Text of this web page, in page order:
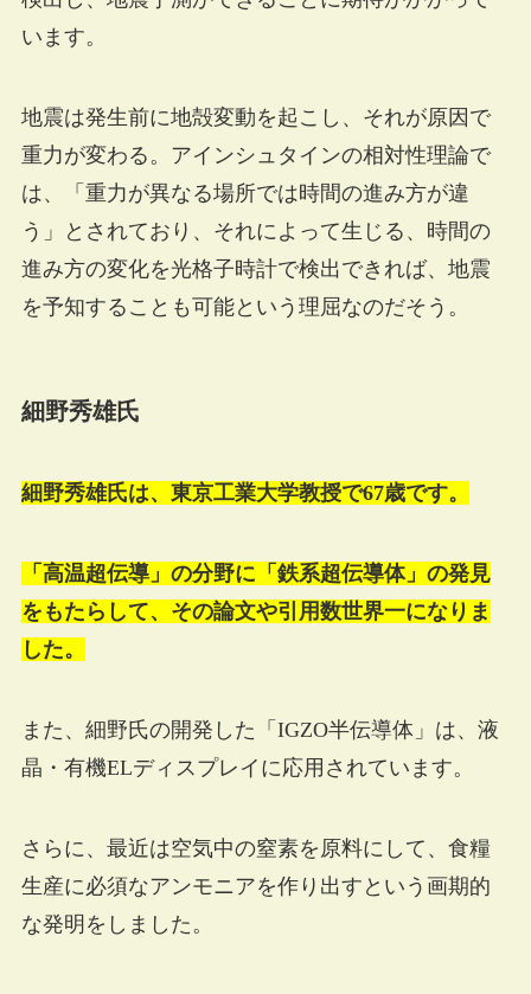
います。
地震は発生前に地殻変動を起こし、それが原因で
重力が変わる。アインシュタインの相対性理論で
は、「重力が異なる場所では時間の進み方が違
う」とされており、それによって生じる、時間の
進み方の変化を光格子時計で検出できれば、地震
を予知することも可能という理屈なのだそう。
細野秀雄氏
細野秀雄氏は、東京工業大学教授で67歳です。
「高温超伝導」の分野に「鉄系超伝導体」の発見
をもたらして、その論文や引用数世界一になりま
した。
また、細野氏の開発した「IGZO半伝導体」は、液
晶・有機ELディスプレイに応用されています。
さらに、最近は空気中の窒素を原料にして、食糧
生産に必須なアンモニアを作り出すという画期的
な発明をしました。